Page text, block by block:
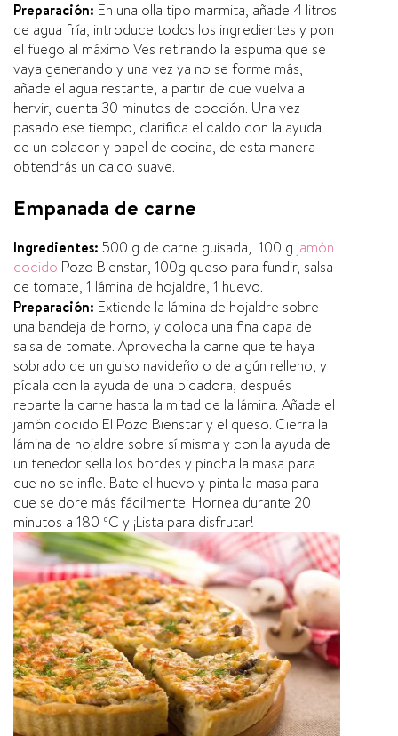
Preparación: En una olla tipo marmita, añade 4 litros
de agua frí­a, introduce todos los ingredientes y pon
el fuego al máximo Ves retirando la espuma que se
vaya generando y una vez ya no se forme más,
añade el agua restante, a partir de que vuelva a
hervir, cuenta 30 minutos de cocción. Una vez
pasado ese tiempo, clarifica el caldo con la ayuda
de un colador y papel de cocina, de esta manera
obtendrás un caldo suave.
Empanada de carne
Ingredientes: 500 g de carne guisada, 100 g jamón
cocido Pozo Bienstar, 100g queso para fundir, salsa
de tomate, 1 lámina de hojaldre, 1 huevo.
Preparación: Extiende la lámina de hojaldre sobre
una bandeja de horno, y coloca una fina capa de
salsa de tomate. Aprovecha la carne que te haya
sobrado de un guiso navideño o de algún relleno, y
pí­cala con la ayuda de una picadora, después
reparte la carne hasta la mitad de la lámina. Añade el
jamón cocido El Pozo Bienstary el queso. Cierra la
lámina de hojaldre sobre sí­ misma y con la ayuda de
un tenedor sella los bordes y pincha la masa para
que no se infle. Bate el huevo y pinta la masa para
que se dore más fácilmente. Hornea durante 20
minutos a 180 ºC y ¡Lista para disfrutar!